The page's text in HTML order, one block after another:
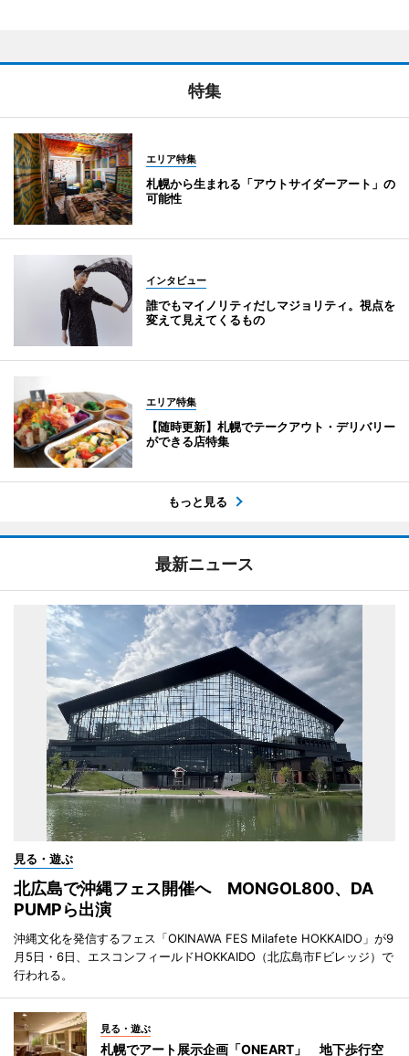
特集
エリア特集
札幌から生まれる「アウトサイダーアート」の
可能性
インタビュー
誰でもマイノリティだしマジョリティ。視点を
変えて見えてくるもの
エリア特集
【随時更新】札幌でテークアウト・デリバリー
ができる店特集
もっと見る
最新ニュース
見る・遊ぶ
北広島で沖縄フェス開催へ MONGOL800、DA
PUMPら出演
沖縄文化を発信するフェス「OKINAWA FES Milafete HOKKAIDO」が9
月5日・6日、エスコンフィールドHOKKAIDO（北広島市Fビレッジ）で
行われる。
見る・遊ぶ
札幌でアート展示企画「ONEART」 地下歩行空